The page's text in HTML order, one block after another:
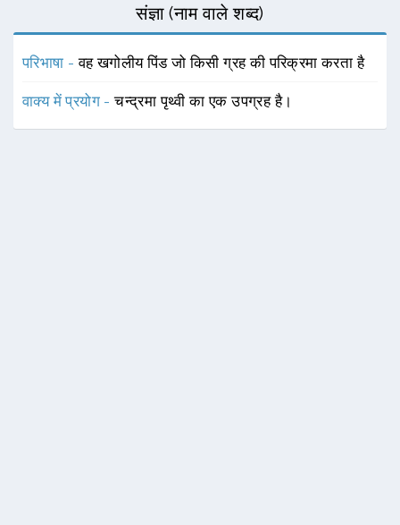
संज्ञा (नाम वाले शब्द)
परिभाषा -वह खगोलीय पिंड जो किसी ग्रह की परिक्रमा करता है
वाक्य में प्रयोग -चन्द्रमा पृथ्वी का एक उपग्रह है।